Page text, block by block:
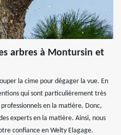
arbres à Montursin et
la cime pour dégager la vue. En
qui sont particulièrement très
en la matière. Donc,
experts en la matière. Ainsi, nous
confiance en Welty Elagage.